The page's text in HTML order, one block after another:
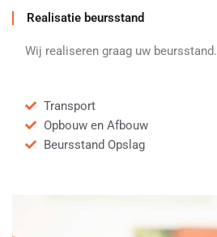
Realisatie beursstand
Wij realiseren graag uw beursstand.
Transport
Opbouw en Afbouw
Beursstand Opslag